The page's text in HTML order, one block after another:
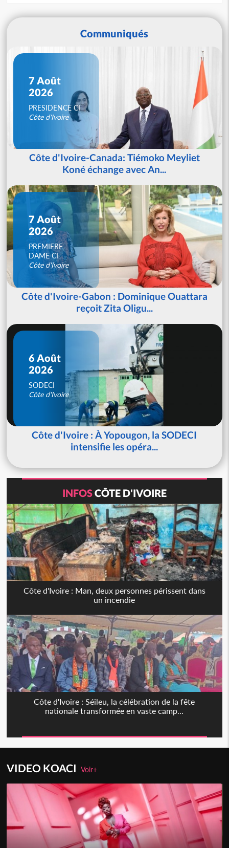
Communiqués
7 Août
2026
PRESIDENCE CI
Côte d'Ivoire
Côte d'Ivoire-Canada: Tiémoko Meyliet
Koné échange avec An...
7 Août
2026
PREMIERE
DAME CI
Côte d'Ivoire
Côte d'Ivoire-Gabon : Dominique Ouattara
reçoit Zita Oligu...
6 Août
2026
SODECI
Côte d'Ivoire
Côte d'Ivoire : À Yopougon, la SODECI
intensifie les opéra...
INFOSCÔTE D'IVOIRE
Côte d'Ivoire : Man, deux personnes périssent dans
un incendie
Côte d'Ivoire : Séileu, la célébration de la fête
nationale transformée en vaste camp...
VIDEO KOACIVoir+